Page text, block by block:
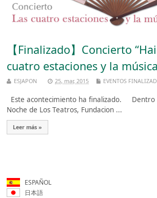
【Finalizado】Concierto
cuatro estaciones y la
ESJAPON 25, mar, 2015 EVENTOS
Este acontecimiento ha finalizado. Dentro
Noche de Los Teatros, Fundacion ...
Leer más »
ESPAÑOL
日本語